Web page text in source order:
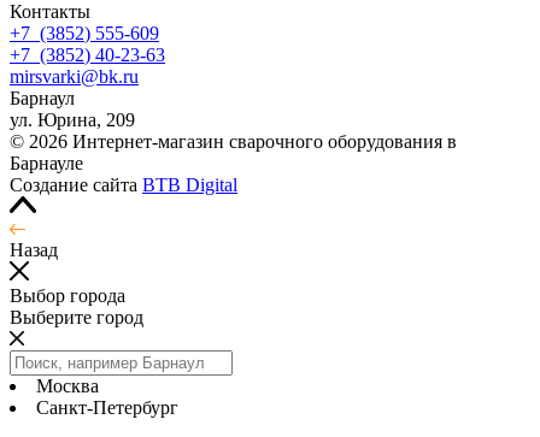
Контакты
+7 (3852) 555-609
+7 (3852) 40-23-63
mirsvarki@bk.ru
Барнаул
ул. Юрина, 209
© 2026 Интернет-магазин сварочного оборудования в
Барнауле
Создание сайта BTB Digital
Назад
Выбор города
Выберите город
Москва
Санкт-Петербург